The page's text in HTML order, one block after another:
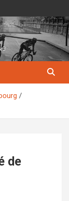
de